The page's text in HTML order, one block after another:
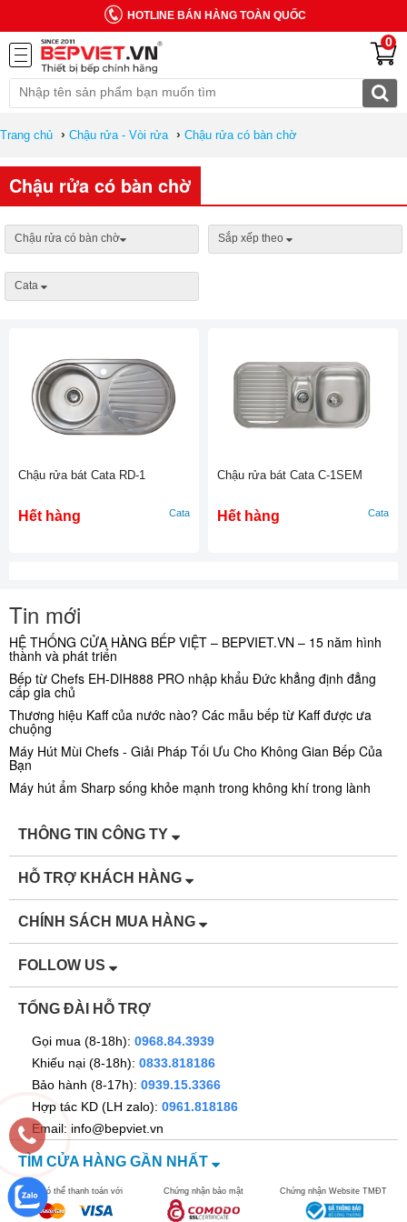
HOTLINE BÁN HÀNG TOÀN QUỐC
0
Trang chủ › Chậu rửa - Vòi rửa › Chậu rửa có bàn chờ
Chậu rửa có bàn chờ
Chậu rửa có bàn chờ Sắp xếp theo
Cata
Chậu rửa bát Cata RD-1
Hết hàng Cata
Chậu rửa bát Cata C-1SEM
Hết hàng Cata
Tin mới
HỆ THỐNG CỬA HÀNG BẾP VIỆT – BEPVIET.VN – 15 năm hình
thành và phát triển
Bếp từ Chefs EH-DIH888 PRO nhập khẩu Đức khẳng định đẳng
cấp gia chủ
Thương hiệu Kaff của nước nào? Các mẫu bếp từ Kaff được ưa
chuộng
Máy Hút Mùi Chefs - Giải Pháp Tối Ưu Cho Không Gian Bếp Của
Bạn
Máy hút ẩm Sharp sống khỏe mạnh trong không khí trong lành
THÔNG TIN CÔNG TY
HỖ TRỢ KHÁCH HÀNG
CHÍNH SÁCH MUA HÀNG
FOLLOW US
TỔNG ĐÀI HỖ TRỢ
Gọi mua (8-18h): 0968.84.3939
Khiếu nại (8-18h): 0833.818186
Bảo hành (8-17h): 0939.15.3366
Hợp tác KD (LH zalo): 0961.818186
Email: info@bepviet.vn
TÌM CỬA HÀNG GẦN NHẤT
Bạn có thể thanh toán với Chứng nhận bảo mật Chứng nhận Website TMĐT